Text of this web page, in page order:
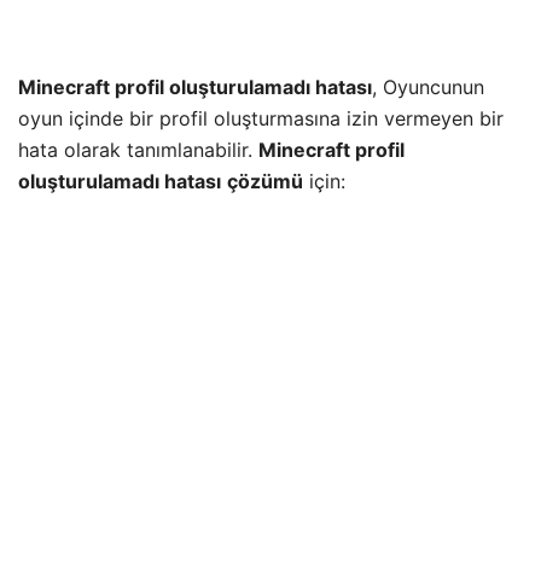
Minecraft profil oluşturulamadı hatası, Oyuncunun
oyun içinde bir profil oluşturmasına izin vermeyen bir
hata olarak tanımlanabilir. Minecraft profil
oluşturulamadı hatası çözümü için: